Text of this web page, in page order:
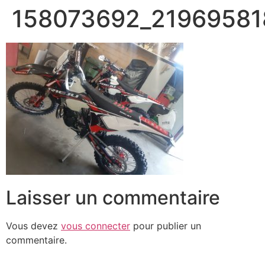
Laisser un commentaire
Vous devez vous connecter pour publier un
commentaire.